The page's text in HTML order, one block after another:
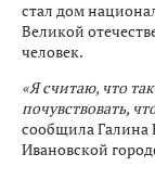
стал дом
Великой
человек.
«Я считаю, что
почувствовать,
сообщила Галина
Ивановской